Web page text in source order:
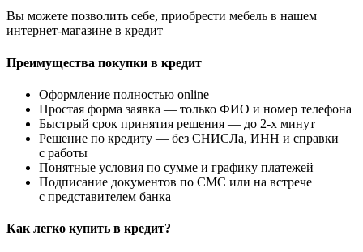
Вы можете позволить себе, приобрести мебель в нашем
интернет-магазине в кредит
Преимущества покупки в кредит
Оформление полностью online
Простая форма заявка — только ФИО и номер телефона
Быстрый срок принятия решения — до 2-х минут
Решение по кредиту — без СНИСЛа, ИНН и справки
с работы
Понятные условия по сумме и графику платежей
Подписание документов по СМС или на встрече
с представителем банка
Как легко купить в кредит?